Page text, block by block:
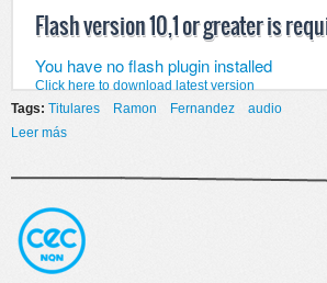
Flash version 10,1 or greater is
You have no flash plugin installed
Click here to download latest version
Tags: Titulares Ramon Fernandez
audio
Leer más